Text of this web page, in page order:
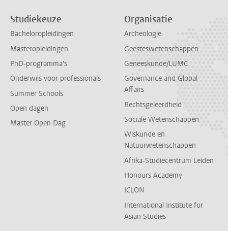
Studiekeuze
Bacheloropleidingen
Masteropleidingen
PhD-programma's
Onderwijs voor professionals
Summer Schools
Open dagen
Master Open Dag
Organisatie
Archeologie
Geesteswetenschappen
Geneeskunde/LUMC
Governance and Global
Affairs
Rechtsgeleerdheid
Sociale Wetenschappen
Wiskunde en
Natuurwetenschappen
Afrika-Studiecentrum Leiden
Honours Academy
ICLON
International Institute for
Asian Studies